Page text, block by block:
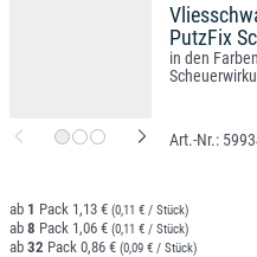
PutzFix
in den
1 1,13 € (0,11 € / Stück)
8 1,06 € (0,11 € / Stück)
32 0,86 € (0,09 € / Stück)